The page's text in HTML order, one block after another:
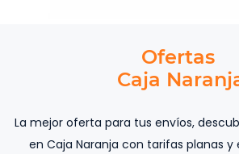
Ofertas
​Caja
La mejor oferta para tus envíos, d
en Caja Naranja con tarifas planas